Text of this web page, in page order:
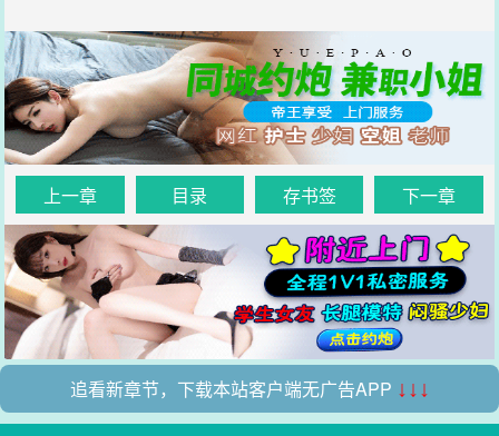
上一章 目录 存书签 下一章
追看新章节，下载本站客户端无广告APP ↓↓↓